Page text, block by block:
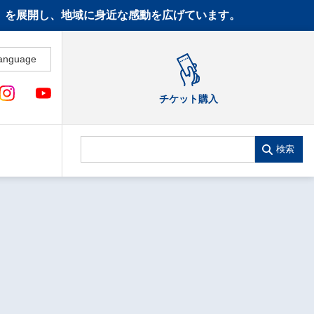
展開し、地域に身近な感動を広げています。
チケット購入
検索